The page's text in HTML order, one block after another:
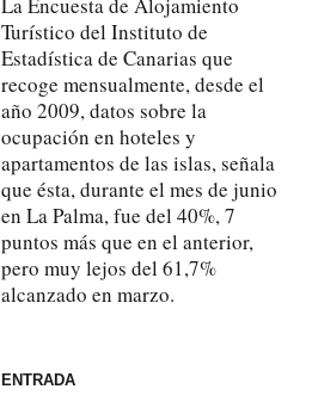
Turístico del Instituto de
Estadística de Canarias que
recoge mensualmente, desde el
año 2009, datos sobre la
ocupación en hoteles y
apartamentos de las islas, señala
que ésta, durante el mes de junio
en La Palma, fue del 40%, 7
puntos más que en el anterior,
pero muy lejos del 61,7%
alcanzado en marzo.
ENTRADA